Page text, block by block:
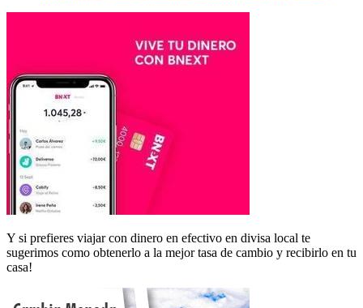
Y si prefieres viajar con dinero en efectivo en divisa local te
sugerimos como obtenerlo a la mejor tasa de cambio y recibirlo en tu
casa!